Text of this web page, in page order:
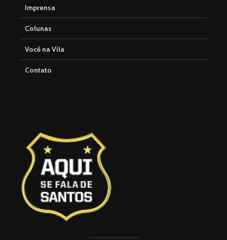
Imprensa
Colunas
Você na Vila
Contato